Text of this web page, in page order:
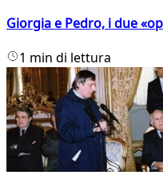
Giorgia e Pedro, i due
1 min di lettura